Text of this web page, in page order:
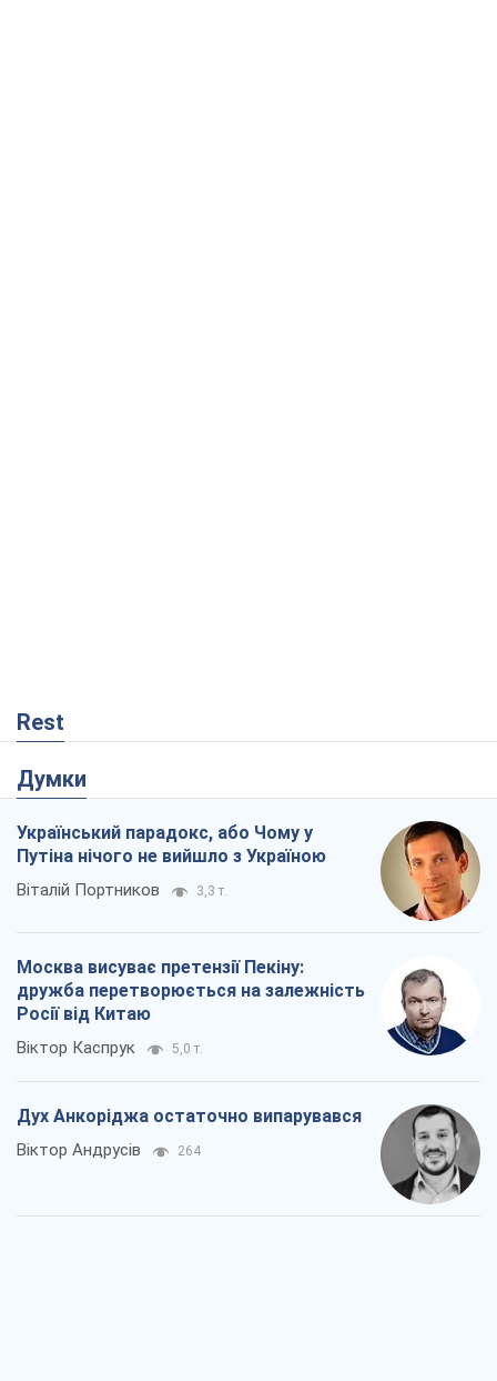
Rest
Думки
Український парадокс, або Чому у
Путіна нічого не вийшло з Україною
Віталій Портников 3,3 т.
Москва висуває претензії Пекіну:
дружба перетворюється на залежність
Росії від Китаю
Віктор Каспрук 5,0 т.
Дух Анкоріджа остаточно випарувався
Віктор Андрусів 264